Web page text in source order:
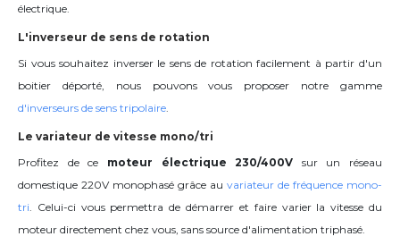
électrique.
L'inverseur de sens de rotation
Si vous souhaitez inverser le sens de rotation facilement à partir d'un
boitier déporté, nous pouvons vous proposer notre gamme
d'inverseurs de sens tripolaire.
Le variateur de vitesse mono/tri
Profitez de ce moteur électrique 230/400V sur un réseau
domestique 220V monophasé grâce au variateur de fréquence mono-
tri. Celui-ci vous permettra de démarrer et faire varier la vitesse du
moteur directement chez vous, sans source d'alimentation triphasé.